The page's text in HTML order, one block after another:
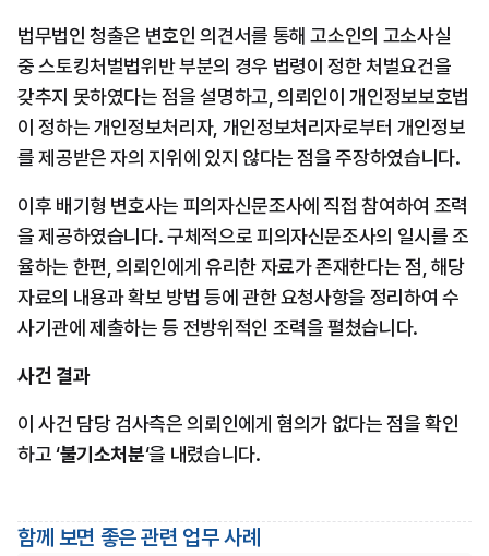
법무법인 청출은 변호인 의견서를 통해 고소인의 고소사실
중 스토킹처벌법위반 부분의 경우 법령이 정한 처벌요건을
갖추지 못하였다는 점을 설명하고, 의뢰인이 개인정보보호법
이 정하는 개인정보처리자, 개인정보처리자로부터 개인정보
를 제공받은 자의 지위에 있지 않다는 점을 주장하였습니다.
이후 배기형 변호사는 피의자신문조사에 직접 참여하여 조력
을 제공하였습니다. 구체적으로 피의자신문조사의 일시를 조
율하는 한편, 의뢰인에게 유리한 자료가 존재한다는 점, 해당
자료의 내용과 확보 방법 등에 관한 요청사항을 정리하여 수
사기관에 제출하는 등 전방위적인 조력을 펼쳤습니다.
사건 결과
이 사건 담당 검사측은 의뢰인에게 혐의가 없다는 점을 확인
하고 ‘불기소처분‘을 내렸습니다.
함께 보면 좋은 관련 업무 사례